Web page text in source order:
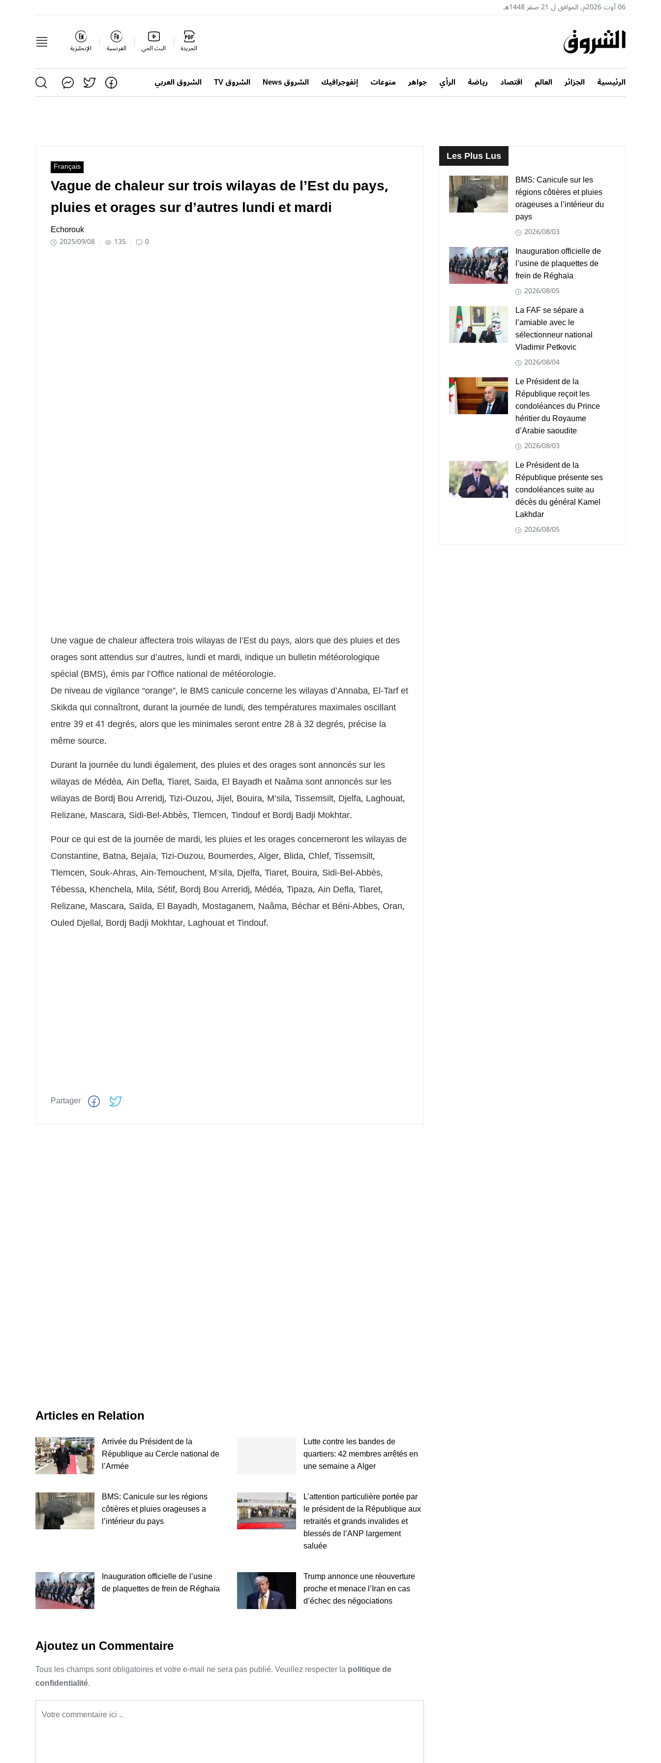
06 أوت 2026م, الموافق ل 21 صفر 1448هـ
الجريدة البث الحي الفرنسية الإنجليزية
الرئيسية الجزائر العالم اقتصاد رياضة الرأي جواهر منوعات إنفوجرافيك الشروق News الشروق TV الشروق العربي
Français
Vague de chaleur sur trois wilayas de l’Est du pays,
pluies et orages sur d’autres lundi et mardi
Echorouk
2025/09/08 135 0
Une vague de chaleur affectera trois wilayas de l’Est du pays, alors que des pluies et des
orages sont attendus sur d’autres, lundi et mardi, indique un bulletin météorologique
spécial (BMS), émis par l’Office national de météorologie.
De niveau de vigilance “orange”, le BMS canicule concerne les wilayas d’Annaba, El-Tarf et
Skikda qui connaîtront, durant la journée de lundi, des températures maximales oscillant
entre 39 et 41 degrés, alors que les minimales seront entre 28 à 32 degrés, précise la
même source.
Durant la journée du lundi également, des pluies et des orages sont annoncés sur les
wilayas de Médéa, Ain Defla, Tiaret, Saida, El Bayadh et Naâma sont annoncés sur les
wilayas de Bordj Bou Arreridj, Tizi-Ouzou, Jijel, Bouira, M’sila, Tissemsilt, Djelfa, Laghouat,
Relizane, Mascara, Sidi-Bel-Abbès, Tlemcen, Tindouf et Bordj Badji Mokhtar.
Pour ce qui est de la journée de mardi, les pluies et les orages concerneront les wilayas de
Constantine, Batna, Bejaïa, Tizi-Ouzou, Boumerdes, Alger, Blida, Chlef, Tissemsilt,
Tlemcen, Souk-Ahras, Ain-Temouchent, M’sila, Djelfa, Tiaret, Bouira, Sidi-Bel-Abbès,
Tébessa, Khenchela, Mila, Sétif, Bordj Bou Arreridj, Médéa, Tipaza, Ain Defla, Tiaret,
Relizane, Mascara, Saïda, El Bayadh, Mostaganem, Naâma, Béchar et Béni-Abbes, Oran,
Ouled Djellal, Bordj Badji Mokhtar, Laghouat et Tindouf.
Partager
Articles en Relation
Arrivée du Président de la
République au Cercle national de
l’Armée
Lutte contre les bandes de
quartiers: 42 membres arrêtés en
une semaine a Alger
BMS: Canicule sur les régions
côtières et pluies orageuses a
l’intérieur du pays
L’attention particulière portée par
le président de la République aux
retraités et grands invalides et
blessés de l’ANP largement
saluée
Inauguration officielle de l’usine
de plaquettes de frein de Réghaïa
Trump annonce une réouverture
proche et menace l’Iran en cas
d’échec des négociations
Ajoutez un Commentaire
Tous les champs sont obligatoires et votre e-mail ne sera pas publié. Veuillez respecter lapolitique de
confidentialité.
Les Plus Lus
BMS: Canicule sur les
régions côtières et pluies
orageuses a l’intérieur du
pays
2026/08/03
Inauguration officielle de
l’usine de plaquettes de
frein de Réghaïa
2026/08/05
La FAF se sépare a
l’amiable avec le
sélectionneur national
Vladimir Petkovic
2026/08/04
Le Président de la
République reçoit les
condoléances du Prince
héritier du Royaume
d’Arabie saoudite
2026/08/03
Le Président de la
République présente ses
condoléances suite au
décès du général Kamel
Lakhdar
2026/08/05